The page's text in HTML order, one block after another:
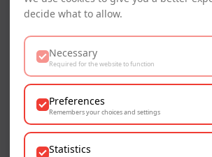
Orgnr: 946 514 004
Sertifisert
Alle våre serviceteknikere er
gjennom Folkehelseinstituttet.
decide what to allow.
Necessary
Required for the website to function
Preferences
Remembers your choices and settings
Statistics